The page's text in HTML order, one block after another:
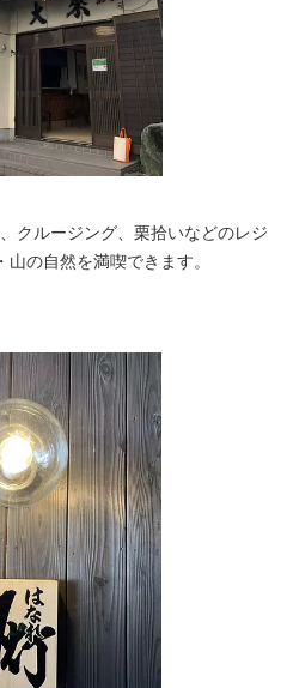
クルージング、栗拾いなどのレジ
の自然を満喫できます。